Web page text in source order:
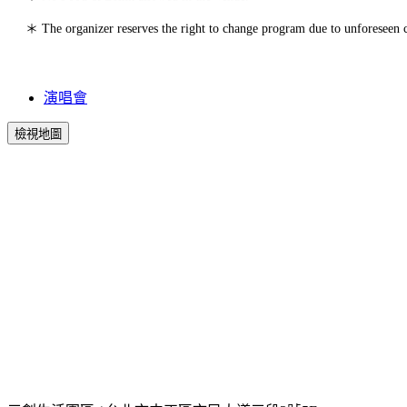
＊ The organizer reserves the right to change program due to unforeseen
演唱會
檢視地圖